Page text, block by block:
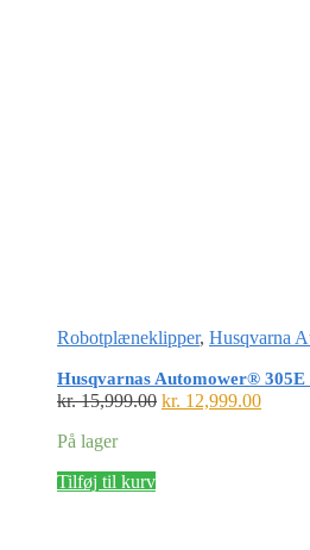
Robotplæneklipper, Husqvarna
Husqvarnas Automower® 305E
kr.15,999.00 Den
kr. 12,999.00Den
På lager
Tilføj til kurv